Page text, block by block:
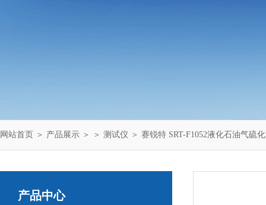
网站首页 ＞ 产品展示 ＞ ＞ 测试仪 ＞ 赛锐特 SRT-F1052液化石油气硫
产品中心